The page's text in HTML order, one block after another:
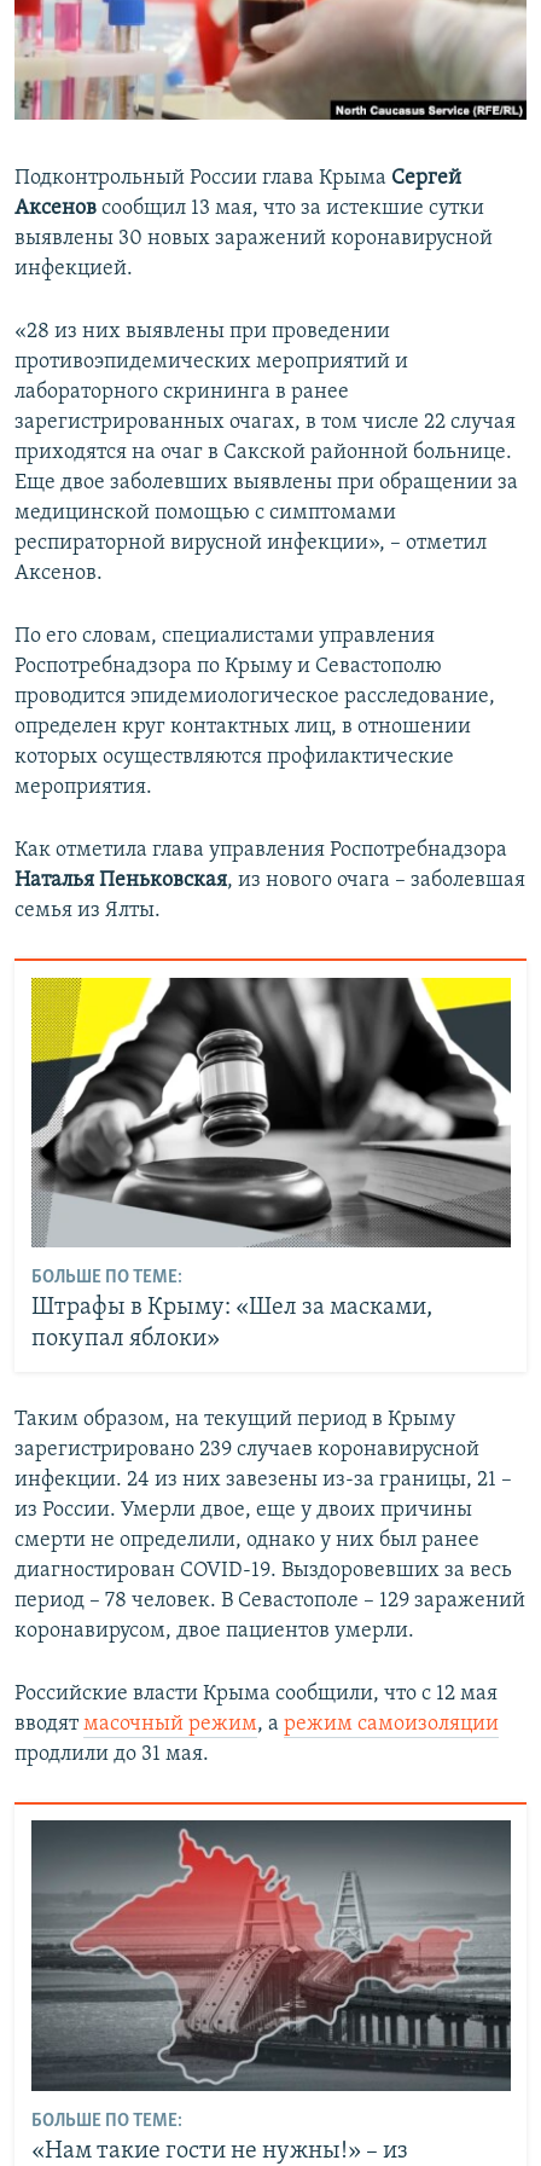
ПОБЕДИТЕЛЕЙ НЕ СУДЯТ?
КРЫМ.НЕПОКОРЕННЫЙ
ELIFBE
ПРИСОЕДИНЯЙТЕСЬ!
Все сайты RFE/RL
Подконтрольный России глава Крыма Сергей
Аксенов сообщил 13 мая, что за истекшие сутки
выявлены 30 новых заражений коронавирусной
инфекцией.
«28 из них выявлены при проведении
противоэпидемических мероприятий и
лабораторного скрининга в ранее
зарегистрированных очагах, в том числе 22 случая
приходятся на очаг в Сакской районной больнице.
Еще двое заболевших выявлены при обращении за
медицинской помощью с симптомами
респираторной вирусной инфекции», – отметил
Аксенов.
По его словам, специалистами управления
Роспотребнадзора по Крыму и Севастополю
проводится эпидемиологическое расследование,
определен круг контактных лиц, в отношении
которых осуществляются профилактические
мероприятия.
Как отметила глава управления Роспотребнадзора
Наталья Пеньковская, из нового очага – заболевшая
семья из Ялты.
БОЛЬШЕ ПО ТЕМЕ:
Штрафы в Крыму: «Шел за масками,
покупал яблоки»
Таким образом, на текущий период в Крыму
зарегистрировано 239 случаев коронавирусной
инфекции. 24 из них завезены из-за границы, 21 –
из России. Умерли двое, еще у двоих причины
смерти не определили, однако у них был ранее
диагностирован COVID-19. Выздоровевших за весь
период – 78 человек. В Севастополе – 129 заражений
коронавирусом, двое пациентов умерли.
Российские власти Крыма сообщили, что с 12 мая
вводятмасочный режим, а режим самоизоляции
продлили до 31 мая.
БОЛЬШЕ ПО ТЕМЕ:
«Нам такие гости не нужны!» – из